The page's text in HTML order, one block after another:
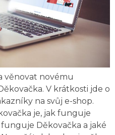
věnovat novému
V krátkosti jde o
na svůj e-shop.
je, jak funguje
Děkovačka a jaké